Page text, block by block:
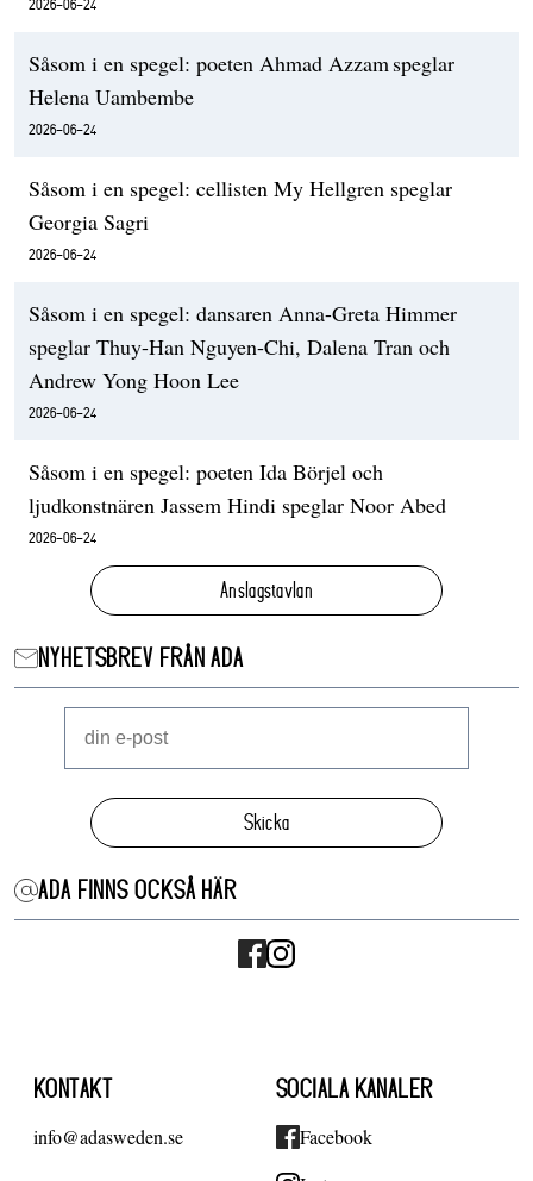
Såsom i en spegel: poeten Ahmad Azzam speglar
Helena Uambembe
2026-06-24
Såsom i en spegel: cellisten My Hellgren speglar
Georgia Sagri
2026-06-24
Såsom i en spegel: dansaren Anna-Greta Himmer
speglar Thuy-Han Nguyen-Chi, Dalena Tran och
Andrew Yong Hoon Lee
2026-06-24
Såsom i en spegel: poeten Ida Börjel och
ljudkonstnären Jassem Hindi speglar Noor Abed
2026-06-24
Anslagstavlan
NYHETSBREV FRÅN ADA
Skicka
ADA FINNS OCKSÅ HÄR
KONTAKT
info@adasweden.se
SOCIALA KANALER
Facebook